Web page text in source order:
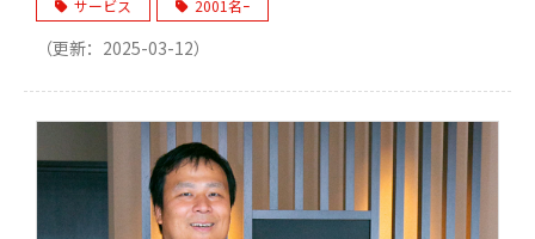
サービス 2001名ｰ
（更新： 2025-03-12）